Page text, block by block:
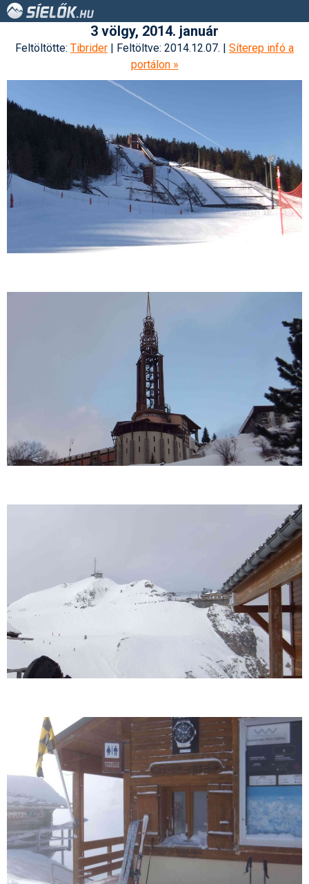
3 völgy, 2014. január
Feltöltötte: Tibrider | Feltöltve: 2014.12.07. | Síterep infó a
portálon »